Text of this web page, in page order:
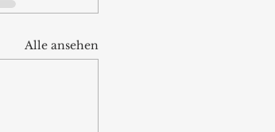
Alle ansehen